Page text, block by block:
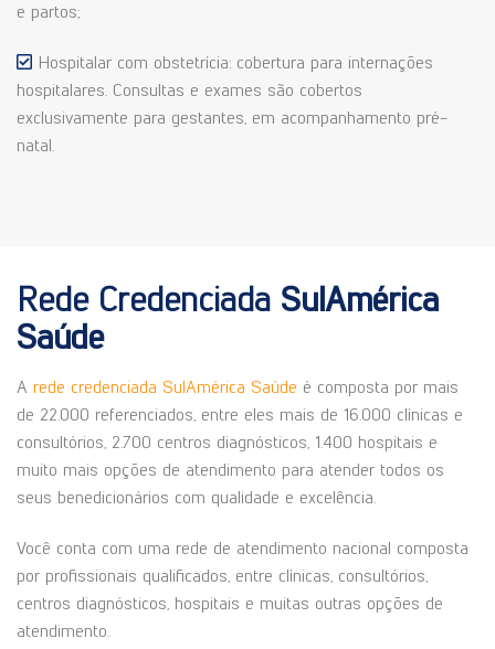
e partos;
Hospitalar com obstetrícia: cobertura para internações
hospitalares. Consultas e exames são cobertos
exclusivamente para gestantes, em acompanhamento pré-
natal.
Rede Credenciada SulAmérica
Saúde
A rede credenciada SulAmérica Saúde é composta por mais
de 22.000 referenciados, entre eles mais de 16.000 clínicas e
consultórios, 2.700 centros diagnósticos, 1.400 hospitais e
muito mais opções de atendimento para atender todos os
seus benedicionários com qualidade e excelência.
Você conta com uma rede de atendimento nacional composta
por profissionais qualificados, entre clínicas, consultórios,
centros diagnósticos, hospitais e muitas outras opções de
atendimento.